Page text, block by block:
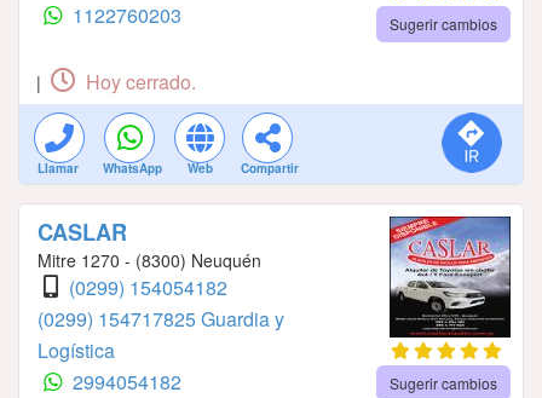
1122760203
Sugerir cambios
| Hoy cerrado.
Llamar WhatsApp Web Compartir
CASLAR
Mitre 1270 - (8300) Neuquén
(0299) 154054182
(0299) 154717825 Guardia y
Logística
2994054182
Sugerir cambios